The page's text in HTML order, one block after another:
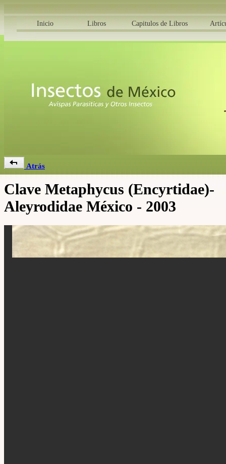
Inicio Libros Capitulos de Libros
Atrás
Clave Metaphycus (Encyrtidae)-
Aleyrodidae México - 2003